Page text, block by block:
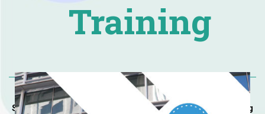
Training
Accueil
Salesforce Administrator & App Builder Certification Training